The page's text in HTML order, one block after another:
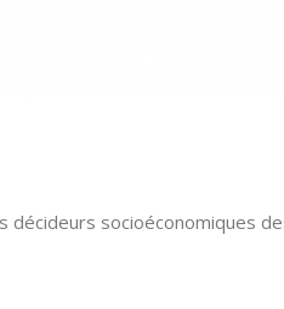
socioéconomiques